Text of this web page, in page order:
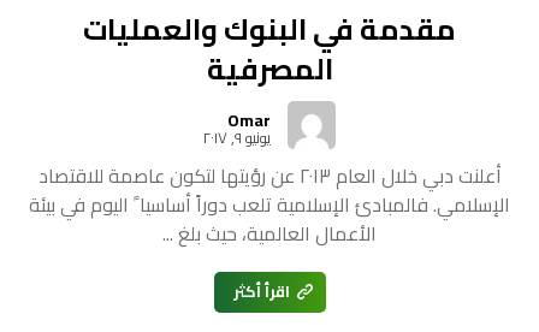
مقدمة في البنوك والعمليات
المصرفية
Omar
يونيو ٩, ٢٠١٧
أعلنت دبي خلال العام ٢٠١٣ عن رؤيتها لتكون عاصمة للاقتصاد
الإسلامي. فالمبادئ الإسلامية تلعب دوراً أساسيا ً اليوم في بيئة
الأعمال العالمية، حيث بلغ ...
اقرأ أكثر